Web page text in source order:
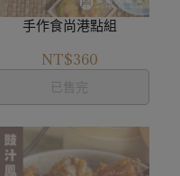
手作食尚港點組
NT$360
已售完